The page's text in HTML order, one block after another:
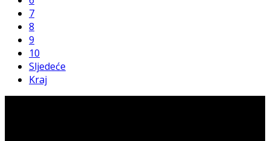
7
8
9
10
Sljedeće
Kraj